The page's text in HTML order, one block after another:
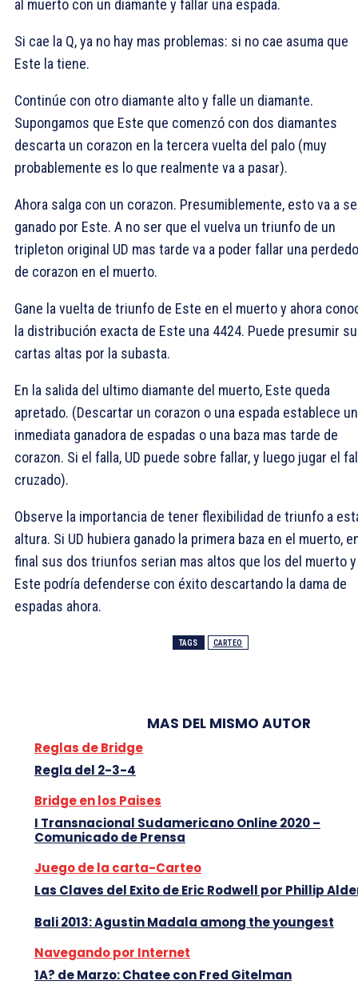
al muerto con un diamante y fallar una espada.
Si cae la Q, ya no hay mas problemas: si no cae asuma que
Este la tiene.
Continúe con otro diamante alto y falle un diamante.
Supongamos que Este que comenzó con dos diamantes
descarta un corazon en la tercera vuelta del palo (muy
probablemente es lo que realmente va a pasar).
Ahora salga con un corazon. Presumiblemente, esto va a
ganado por Este. A no ser que el vuelva un triunfo de un
tripleton original UD mas tarde va a poder fallar una
de corazon en el muerto.
Gane la vuelta de triunfo de Este en el muerto y ahora
la distribución exacta de Este una 4424. Puede presumir
cartas altas por la subasta.
En la salida del ultimo diamante del muerto, Este queda
apretado. (Descartar un corazon o una espada establece
inmediata ganadora de espadas o una baza mas tarde de
corazon. Si el falla, UD puede sobre fallar, y luego jugar el
cruzado).
Observe la importancia de tener flexibilidad de triunfo a
altura. Si UD hubiera ganado la primera baza en el muerto,
final sus dos triunfos serian mas altos que los del muerto y
Este podría defenderse con éxito descartando la dama de
espadas ahora.
TAGS CARTEO
MAS DEL MISMO AUTOR
Reglas de Bridge
Regla del 2-3-4
Bridge en los Paises
I Transnacional Sudamericano Online 2020 –
Comunicado de Prensa
Juego de la carta-Carteo
Las Claves del Exito de Eric Rodwell por Phillip
Bali 2013: Agustin Madala among the youngest
Navegando por Internet
1A? de Marzo: Chatee con Fred Gitelman